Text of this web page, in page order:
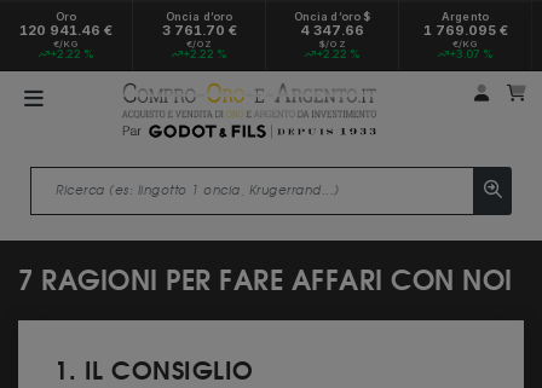
Oro
120 941.46 €
€/KG
+2.22 %
Oncia d’oro
3 761.70 €
€/OZ
+2.22 %
Oncia d’oro $
4 347.66
$/OZ
+2.22 %
Argento
1 769.095 €
€/KG
+3.07 %
Il mio
7 RAGIONI PER FARE AFFARI CON NOI
1. IL CONSIGLIO